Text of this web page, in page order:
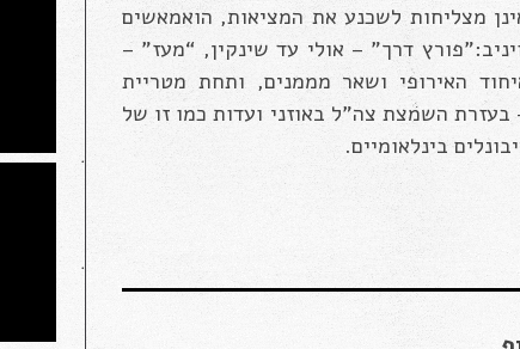
מצליחות לשכנע את המציאות, הואמאשים
דרך” – אולי עד שינקין, “מעז” –
האירופי ושאר מממנים, ותחת מטריית
השמצת צה”ל באוזני ועדות כמו זו של
בינלאומיים.